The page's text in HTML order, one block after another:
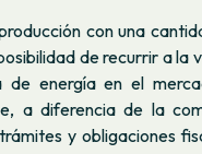
con una
de recurrir a la
energía en el
a diferencia de la
y obligaciones